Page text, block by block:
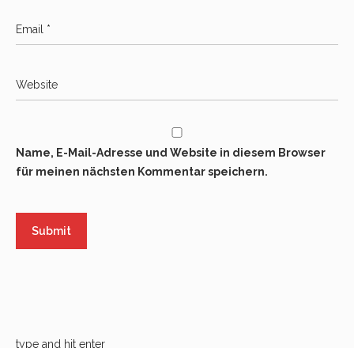
Name, E-Mail-Adresse und Website in diesem Browser
für meinen nächsten Kommentar speichern.